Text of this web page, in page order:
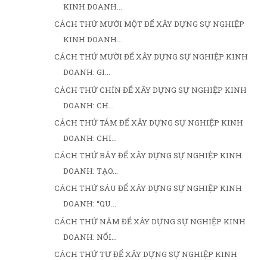
KINH DOANH...
CÁCH THỨ MƯỜI MỘT ĐỂ XÂY DỰNG SỰ NGHIỆP
KINH DOANH...
CÁCH THỨ MƯỜI ĐỂ XÂY DỰNG SỰ NGHIỆP KINH
DOANH: GI...
CÁCH THỨ CHÍN ĐỂ XÂY DỰNG SỰ NGHIỆP KINH
DOANH: CH...
CÁCH THỨ TÁM ĐỂ XÂY DỰNG SỰ NGHIỆP KINH
DOANH: CHI...
CÁCH THỨ BẢY ĐỂ XÂY DỰNG SỰ NGHIỆP KINH
DOANH: TẠO...
CÁCH THỨ SÁU ĐỂ XÂY DỰNG SỰ NGHIỆP KINH
DOANH: “QU...
CÁCH THỨ NĂM ĐỂ XÂY DỰNG SỰ NGHIỆP KINH
DOANH: NỔI...
CÁCH THỨ TƯ ĐỂ XÂY DỰNG SỰ NGHIỆP KINH